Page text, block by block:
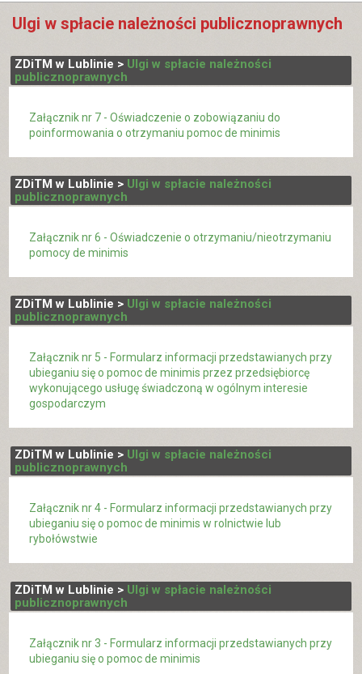
Ulgi w spłacie należności publicznoprawnych
ZDiTM w Lublinie > Ulgi w spłacie należności
publicznoprawnych
Załącznik nr 7 - Oświadczenie o zobowiązaniu do
poinformowania o otrzymaniu pomoc de minimis
ZDiTM w Lublinie > Ulgi w spłacie należności
publicznoprawnych
Załącznik nr 6 - Oświadczenie o otrzymaniu/nieotrzymaniu
pomocy de minimis
ZDiTM w Lublinie > Ulgi w spłacie należności
publicznoprawnych
Załącznik nr 5 - Formularz informacji przedstawianych przy
ubieganiu się o pomoc de minimis przez przedsiębiorcę
wykonującego usługę świadczoną w ogólnym interesie
gospodarczym
ZDiTM w Lublinie > Ulgi w spłacie należności
publicznoprawnych
Załącznik nr 4 - Formularz informacji przedstawianych przy
ubieganiu się o pomoc de minimis w rolnictwie lub
rybołówstwie
ZDiTM w Lublinie > Ulgi w spłacie należności
publicznoprawnych
Załącznik nr 3 - Formularz informacji przedstawianych przy
ubieganiu się o pomoc de minimis